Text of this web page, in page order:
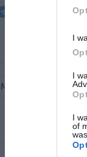
I
I
I
of
Marketing